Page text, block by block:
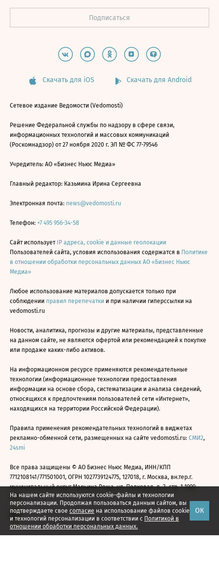
На нашем сайте используются cookie-файлы и технологии
персонализации. Продолжая пользоваться данным сайтом, вы
подтверждаете свое согласие на использование файлов cookie
и технологий персонализации в соответствии с Политикой в
отношении обработки персональных данных.
ОК
Скачать для iOS Скачать для Android
Сетевое издание Ведомости (Vedomosti)
Решение Федеральной службы по надзору в сфере связи,
информационных технологий и массовых коммуникаций
(Роскомнадзор) от 27 ноября 2020 г. ЭЛ № ФС 77-79546
Учредитель: АО «Бизнес Ньюс Медиа»
Главный редактор: Казьмина Ирина Сергеевна
Электронная почта: news@vedomosti.ru
Телефон: +7 495 956-34-58
Сайт использует IP адреса, cookie и данные геолокации
Пользователей сайта, условия использования содержатся в Политике
в отношении обработки персональных данных АО «Бизнес Ньюс
Медиа»
Любое использование материалов допускается только при
соблюдении правил перепечатки и при наличии гиперссылки на
vedomosti.ru
Новости, аналитика, прогнозы и другие материалы, представленные
на данном сайте, не являются офертой или рекомендацией к покупке
или продаже каких-либо активов.
На информационном ресурсе применяются рекомендательные
технологии (информационные технологии предоставления
информации на основе сбора, систематизации и анализа сведений,
относящихся к предпочтениям пользователей сети «Интернет»,
находящихся на территории Российской Федерации).
Правила применения рекомендательных технологий в виджетах
рекламно-обменной сети, размещенных на сайте vedomosti.ru: СМИ2,
24smi
Все права защищены © АО Бизнес Ньюс Медиа, ИНН/КПП
7712108141/771501001, ОГРН 1027739124775, 127018, г. Москва, вн.тер.г.
муниципальный округ Марьина Роща, ул. Полковая, д. 3, стр. 1 1999—
2026